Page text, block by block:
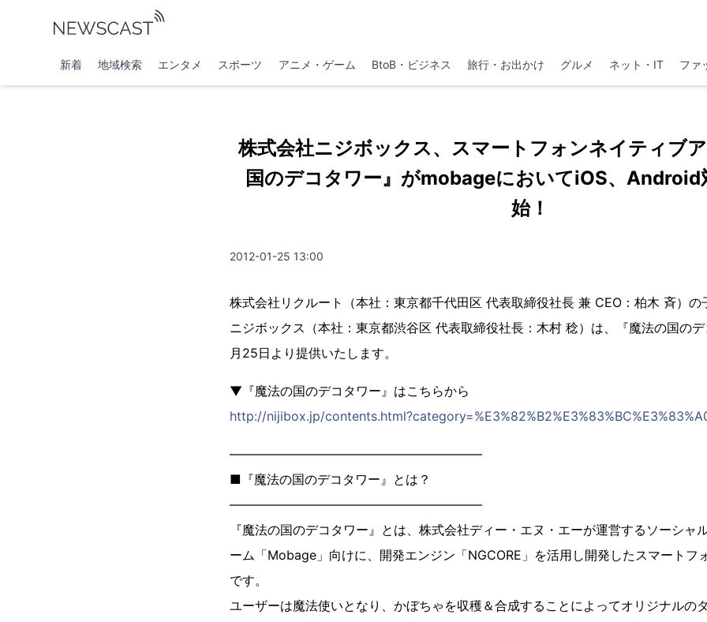
新着 地域検索 エンタメ スポーツ アニメ・ゲーム BtoB・ビジネス 旅行・お出かけ グルメ ネット・IT ファ
株式会社ニジボックス、スマートフォンネイティブ
国のデコタワー』がmobageにおいてiOS、Android
始！
2012-01-25 13:00
株式会社リクルート（本社：東京都千代田区 代表取締役社長 兼 CEO：柏木 斉）の
ニジボックス（本社：東京都渋谷区 代表取締役社長：木村 稔）は、『魔法の国の
月25日より提供いたします。
▼『魔法の国のデコタワー』はこちらから
http://nijibox.jp/
――――――――――――――――――――
■『魔法の国のデコタワー』とは？
――――――――――――――――――――
『魔法の国のデコタワー』とは、株式会社ディー・エヌ・エーが運営するソーシャ
ーム「Mobage」向けに、開発エンジン「NGCORE」を活用し開発したスマートフ
です。
ユーザーは魔法使いとなり、かぼちゃを収穫＆合成することによってオリジナルの